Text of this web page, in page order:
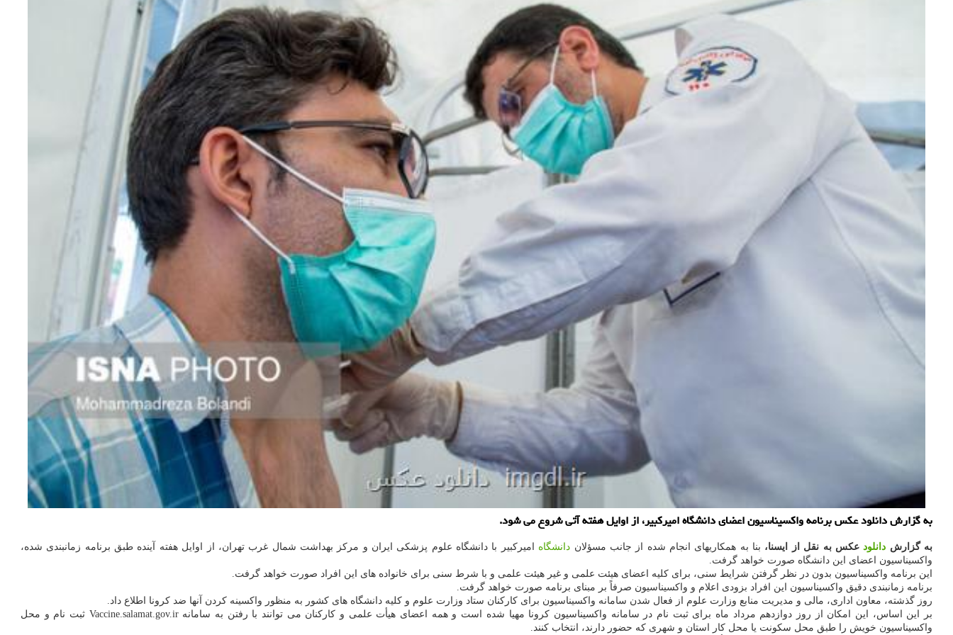
به گزارش دانلود عکس برنامه واکسیناسیون اعضای دانشگاه امیرکبیر، از اوایل هفته آتی شروع می شود.
به گزارش دانلودعکس به نقل از ایسنا، بنا به همکاریهای انجام شده از جانب مسؤلان دانشگاه امیرکبیر با دانشگاه علوم پزشکی ایران و مرکز بهداشت شمال غرب تهران، از اوایل هفته آینده طبق برنامه زمانبندی شده،
واکسیناسیون اعضای این دانشگاه صورت خواهد گرفت.
این برنامه واکسیناسیون بدون در نظر گرفتن شرایط سنی، برای کلیه اعضای هیئت علمی و غیر هیئت علمی و با شرط سنی برای خانواده های این افراد صورت خواهد گرفت.
برنامه زمانبندی دقیق واکسیناسیون این افراد بزودی اعلام و واکسیناسیون صرفاً بر مبنای برنامه صورت خواهد گرفت.
روز گذشته، معاون اداری، مالی و مدیریت منابع وزارت علوم از فعال شدن سامانه واکسیناسیون برای کارکنان ستاد وزارت علوم و کلیه دانشگاه های کشور به منظور واکسینه کردن آنها ضد کرونا اطلاع داد.
بر این اساس، این امکان از روز دوازدهم مرداد ماه برای ثبت نام در سامانه واکسیناسیون کرونا مهیا شده است و همه اعضای هیأت علمی و کارکنان می توانند با رفتن به سامانه Vaccine.salamat.gov.ir ثبت نام و محل
واکسیناسیون خویش را طبق محل سکونت یا محل کار استان و شهری که حضور دارند، انتخاب کنند.